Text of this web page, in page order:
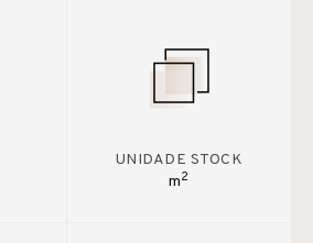
UNIDADE STOCK
m2